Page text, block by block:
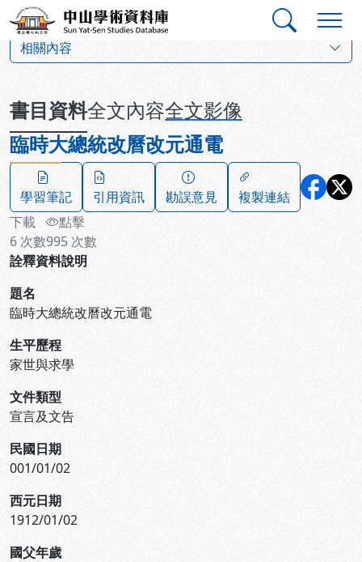
跳到主要內容
中山學術資料庫
相關內容
書目資料全文內容全文影像
臨時大總統改曆改元通電
學習筆記 引用資訊 勘誤意見
複製連結
下載
6 次數
點擊
995 次數
詮釋資料說明
題名
臨時大總統改曆改元通電
生平歷程
家世與求學
文件類型
宣言及文告
民國日期
001/01/02
西元日期
1912/01/02
國父年歲